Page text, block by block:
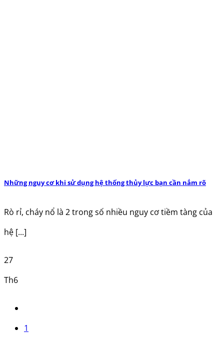
Những nguy cơ khi sử dụng hệ thống thủy lực bạn cần nắm rõ
Rò rỉ, cháy nổ là 2 trong số nhiều nguy cơ tiềm tàng của
hệ [...]
27
Th6
1